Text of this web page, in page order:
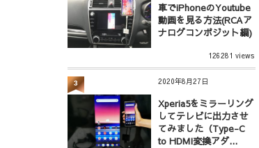
車でiPhoneのYoutube
動画を見る方法(RCAア
ナログコンポジット編)
126281 views
2020年8月27日
Xperia5をミラーリング
してテレビに出力させ
てみました（Type-C
to HDMI変換アダ...
3